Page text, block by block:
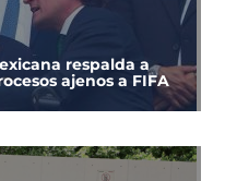
respalda a
ajenos a FIFA